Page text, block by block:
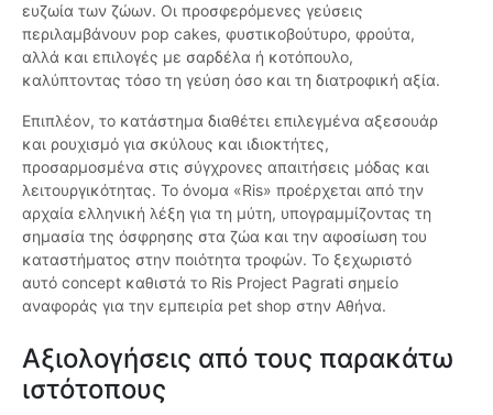
ευζωία των ζώων. Οι προσφερόμενες γεύσεις
περιλαμβάνουν pop cakes, φυστικοβούτυρο, φρούτα,
αλλά και επιλογές με σαρδέλα ή κοτόπουλο,
καλύπτοντας τόσο τη γεύση όσο και τη διατροφική αξία.
Επιπλέον, το κατάστημα διαθέτει επιλεγμένα αξεσουάρ
και ρουχισμό για σκύλους και ιδιοκτήτες,
προσαρμοσμένα στις σύγχρονες απαιτήσεις μόδας και
λειτουργικότητας. Το όνομα «Ris» προέρχεται από την
αρχαία ελληνική λέξη για τη μύτη, υπογραμμίζοντας τη
σημασία της όσφρησης στα ζώα και την αφοσίωση του
καταστήματος στην ποιότητα τροφών. Το ξεχωριστό
αυτό concept καθιστά το Ris Project Pagrati σημείο
αναφοράς για την εμπειρία pet shop στην Αθήνα.
Αξιολογήσεις από τους παρακάτω
ιστότοπους